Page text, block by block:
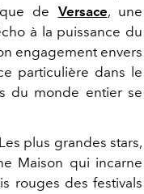
de Versace, une
à la puissance du
engagement envers
particulière dans le
du monde entier se
plus grandes stars,
Maison qui incarne
rouges des festivals